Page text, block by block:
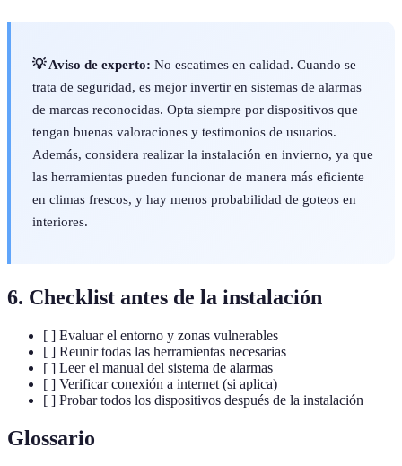
💡 Aviso de experto: No escatimes en calidad. Cuando se
trata de seguridad, es mejor invertir en sistemas de alarmas
de marcas reconocidas. Opta siempre por dispositivos que
tengan buenas valoraciones y testimonios de usuarios.
Además, considera realizar la instalación en invierno, ya que
las herramientas pueden funcionar de manera más eficiente
en climas frescos, y hay menos probabilidad de goteos en
interiores.
6. Checklist antes de la instalación
[ ] Evaluar el entorno y zonas vulnerables
[ ] Reunir todas las herramientas necesarias
[ ] Leer el manual del sistema de alarmas
[ ] Verificar conexión a internet (si aplica)
[ ] Probar todos los dispositivos después de la instalación
Glossario